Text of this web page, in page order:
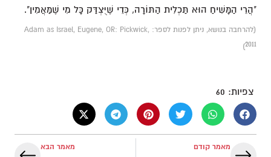
"הֲרֵי הַמָּשִׁיחַ הוּא תַּכְלִית הַתּוֹרָה, כְּדֵי שֶׁיֻּצְדַּק כָּל מִי שֶׁמַּאֲמִין".
(להרחבה בנושא, ניתן לפנות לספר: Adam as Israel, Eugene, OR: Pickwick,
2011)
צפיות: 60
מאמר קודם מאמר הבא